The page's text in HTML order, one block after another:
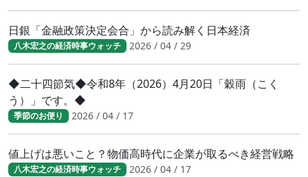
日銀「金融政策決定会合」から読み解く日本経済
八木宏之の経済時事ウォッチ 2026 / 04 / 29
◆二十四節気◆令和8年（2026）4月20日「穀雨（こく
う）」です。◆
季節のお便り 2026 / 04 / 17
値上げは悪いこと？物価高時代に企業が取るべき経営戦略
八木宏之の経済時事ウォッチ 2026 / 04 / 17